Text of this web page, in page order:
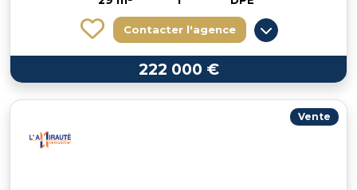
Contacter l'agence
222 000 €
Vente